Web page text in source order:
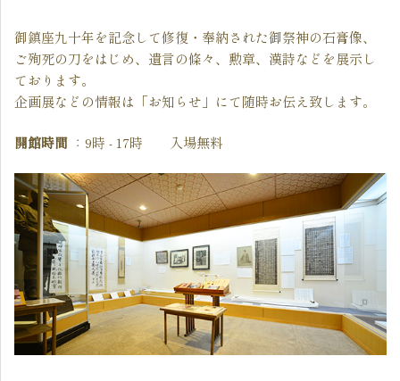
御鎮座九十年を記念して修復・奉納された御祭神の石膏像、
ご殉死の刀をはじめ、遺言の條々、勲章、漢詩などを展示し
ております。
企画展などの情報は「お知らせ」にて随時お伝え致します。
開館時間 ：9時 - 17時 入場無料